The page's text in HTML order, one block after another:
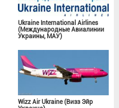
Ukraine International Airlines
(Международные Авиалинии
Украины, МАУ)
Wizz Air Ukraine (Визз Эйр